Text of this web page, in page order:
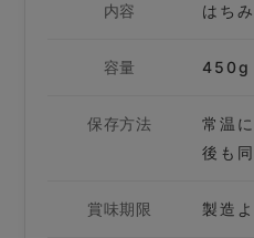
内容 はち
容量 450g
保存方法
常温
後も
賞味期限 製造